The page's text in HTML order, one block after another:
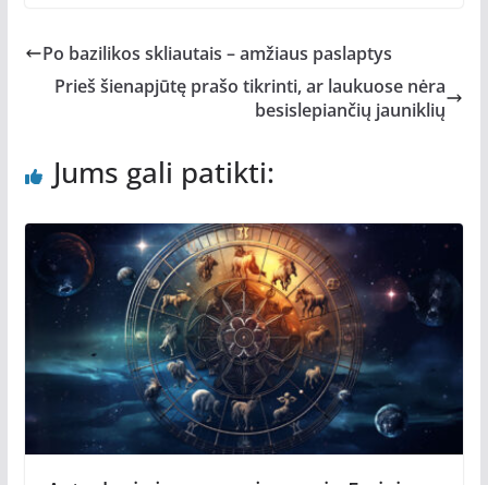
Po bazilikos skliautais – amžiaus paslaptys
Prieš šienapjūtę prašo tikrinti, ar laukuose nėra
besislepiančių jauniklių
Jums gali patikti: